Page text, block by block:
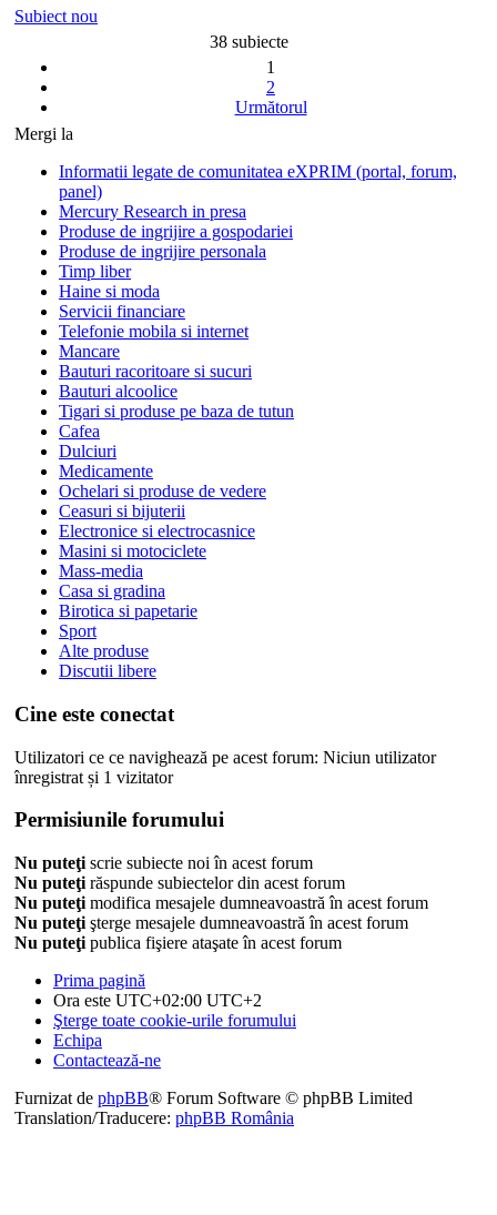
Subiect nou
38 subiecte
1
2
Următorul
Mergi la
Informatii legate de comunitatea eXPRIM (portal, forum,
panel)
Mercury Research in presa
Produse de ingrijire a gospodariei
Produse de ingrijire personala
Timp liber
Haine si moda
Servicii financiare
Telefonie mobila si internet
Mancare
Bauturi racoritoare si sucuri
Bauturi alcoolice
Tigari si produse pe baza de tutun
Cafea
Dulciuri
Medicamente
Ochelari si produse de vedere
Ceasuri si bijuterii
Electronice si electrocasnice
Masini si motociclete
Mass-media
Casa si gradina
Birotica si papetarie
Sport
Alte produse
Discutii libere
Cine este conectat
Utilizatori ce ce navighează pe acest forum: Niciun utilizator
înregistrat și 1 vizitator
Permisiunile forumului
Nu puteţi scrie subiecte noi în acest forum
Nu puteţi răspunde subiectelor din acest forum
Nu puteţi modifica mesajele dumneavoastră în acest forum
Nu puteţi şterge mesajele dumneavoastră în acest forum
Nu puteţi publica fişiere ataşate în acest forum
Prima pagină
Ora este UTC+02:00 UTC+2
Şterge toate cookie-urile forumului
Echipa
Contactează-ne
Furnizat de phpBB® Forum Software © phpBB Limited
Translation/Traducere: phpBB România